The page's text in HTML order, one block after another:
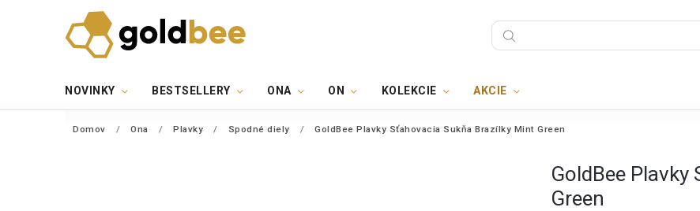
NOVINKY BESTSELLERY ONA ON KOLEKCIE AKCIE
Domov / Ona / Plavky / Spodné diely / GoldBee Plavky Sťahovacia Sukňa Brazílky Mint Green
GoldBee
Green